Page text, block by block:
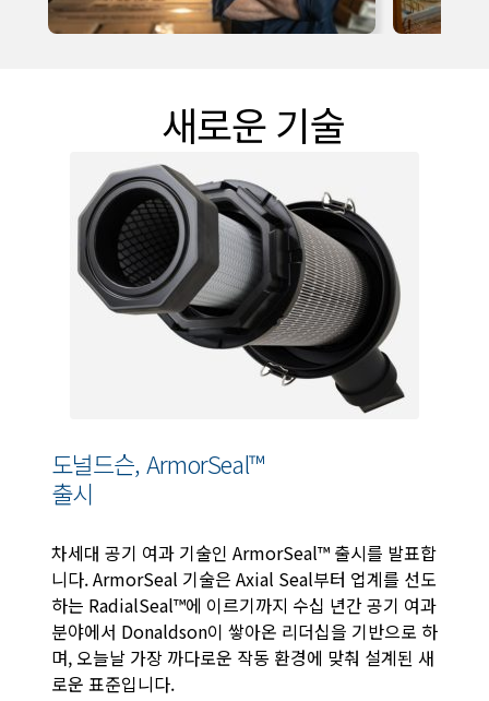
새로운 기술
도널드슨, ArmorSeal™
출시
차세대 공기 여과 기술인 ArmorSeal™ 출시를 발표합
니다. ArmorSeal 기술은 Axial Seal부터 업계를 선도
하는 RadialSeal™에 이르기까지 수십 년간 공기 여과
분야에서 Donaldson이 쌓아온 리더십을 기반으로 하
며, 오늘날 가장 까다로운 작동 환경에 맞춰 설계된 새
로운 표준입니다.